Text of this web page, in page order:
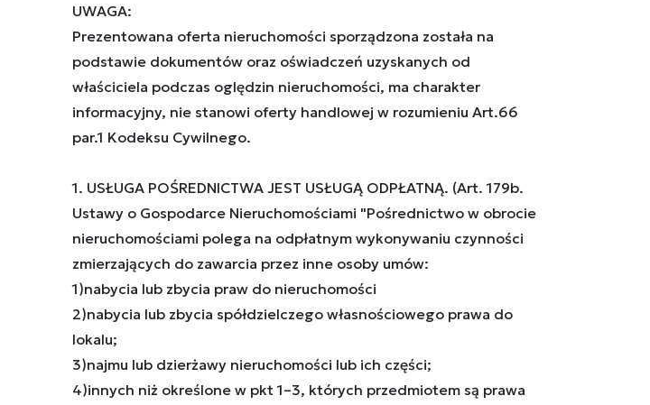
UWAGA:
Prezentowana oferta nieruchomości sporządzona została na
podstawie dokumentów oraz oświadczeń uzyskanych od
właściciela podczas oględzin nieruchomości, ma charakter
informacyjny, nie stanowi oferty handlowej w rozumieniu Art.66
par.1 Kodeksu Cywilnego.
1. USŁUGA POŚREDNICTWA JEST USŁUGĄ ODPŁATNĄ. (Art. 179b.
Ustawy o Gospodarce Nieruchomościami "Pośrednictwo w obrocie
nieruchomościami polega na odpłatnym wykonywaniu czynności
zmierzających do zawarcia przez inne osoby umów:
1)nabycia lub zbycia praw do nieruchomości
2)nabycia lub zbycia spółdzielczego własnościowego prawa do
lokalu;
3)najmu lub dzierżawy nieruchomości lub ich części;
4)innych niż określone w pkt 1–3, których przedmiotem są prawa